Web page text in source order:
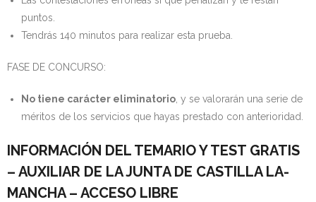
puntos.
Tendrás 140 minutos para realizar esta prueba.
FASE DE CONCURSO:
No tiene carácter eliminatorio , y se valorarán una serie de
méritos de los servicios que hayas prestado con anterioridad.
INFORMACIÓN DEL TEMARIO Y TEST GRATIS
– AUXILIAR DE LA JUNTA DE CASTILLA LA-
MANCHA – ACCESO LIBRE